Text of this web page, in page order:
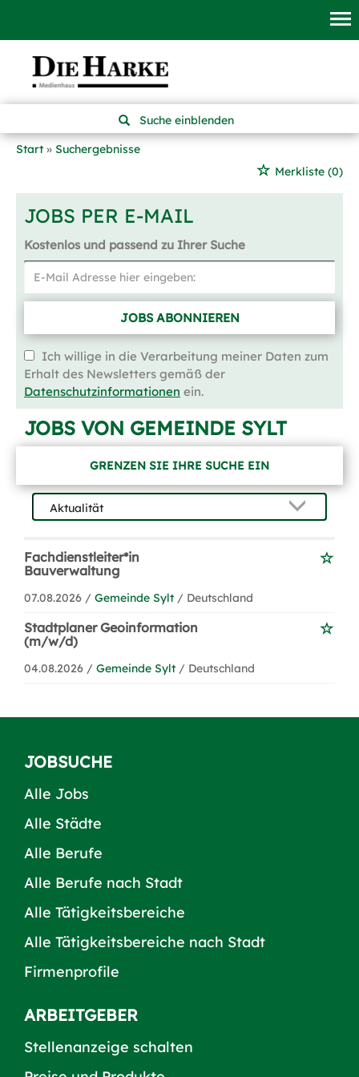
Suche einblenden
Start
Suchergebnisse
Merkliste (0)
JOBS PER E-MAIL
Kostenlos und passend zu Ihrer Suche
JOBS ABONNIEREN
Ich willige in die Verarbeitung meiner Daten zum
Erhalt des Newsletters gemäß der
Datenschutzinformationen ein.
JOBS VON GEMEINDE SYLT
GRENZEN SIE IHRE SUCHE EIN
Fachdienstleiter*in
Bauverwaltung
07.08.2026 / Gemeinde Sylt / Deutschland
Stadtplaner Geoinformation
(m/w/d)
04.08.2026 / Gemeinde Sylt / Deutschland
JOBSUCHE
Alle Jobs
Alle Städte
Alle Berufe
Alle Berufe nach Stadt
Alle Tätigkeitsbereiche
Alle Tätigkeitsbereiche nach Stadt
Firmenprofile
ARBEITGEBER
Stellenanzeige schalten